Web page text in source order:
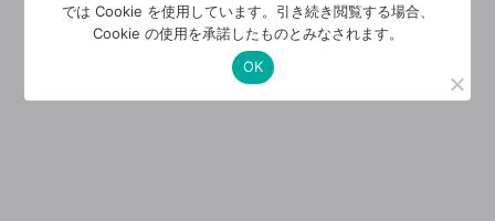
では Cookie を使用しています。引き続き閲覧する場合、
Cookie の使用を承諾したものとみなされます。
OK